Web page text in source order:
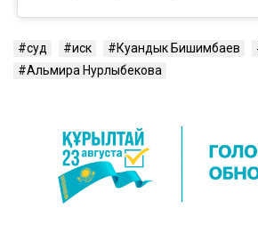
суд иск Куандык Бишимбаев
Альмира Нурлыбекова